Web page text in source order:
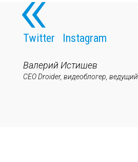
Twitter Instagram
Валерий Истишев
CEO Droider, видеоблогер,